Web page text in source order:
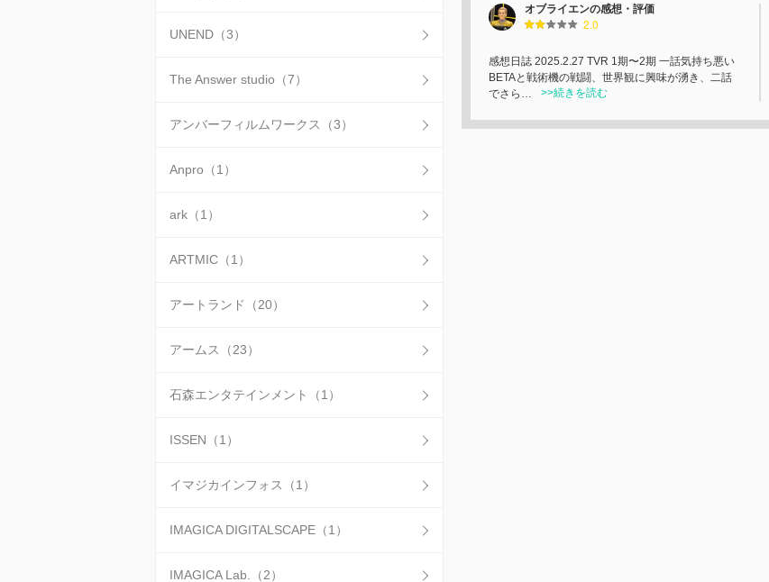
UNEND（3）
The Answer studio（7）
アンバーフィルムワークス（3）
Anpro（1）
ark（1）
ARTMIC（1）
アートランド（20）
アームス（23）
石森エンタテインメント（1）
ISSEN（1）
イマジカインフォス（1）
IMAGICA DIGITALSCAPE（1）
IMAGICA Lab.（2）
オブライエンの感想・評価
2.0
感想日誌 2025.2.27 TVR 1期〜2期 一話気持ち悪い
BETAと戦術機の戦闘、世界観に興味が湧き、二話
でさら…
>>続きを読む